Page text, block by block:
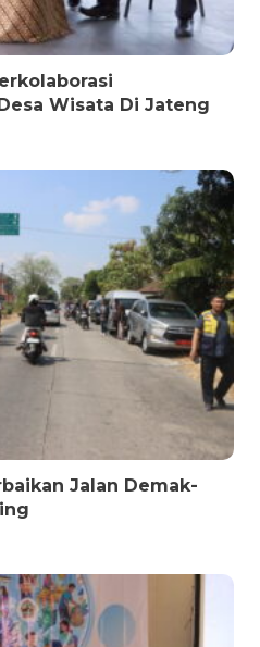
Wisata Di Jateng
Jalan Demak-